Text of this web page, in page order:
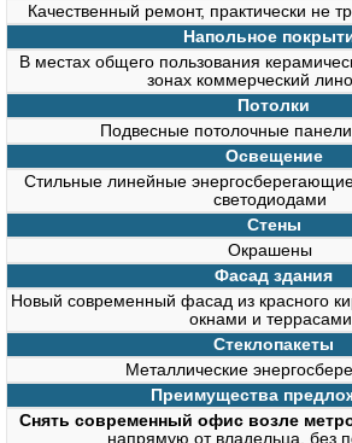
Качественный ремонт, практически не
Напольное
В местах общего пользования
зонах коммерческий
Потолки
Подвесные потолочные
Освещение
Стильные линейные
светодиодами
Стены
Окрашены
Фасад здания
Новый современный фасад из красного
окнами и террасами
Стеклопакеты
Металлические
Преимущества
Снять современный офис возле
напрямую от владельца, без